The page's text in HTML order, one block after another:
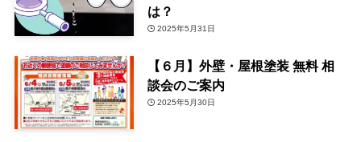
は？
2025年5月31日
【６月】外壁・屋根塗装 無料 相
談会のご案内
2025年5月30日